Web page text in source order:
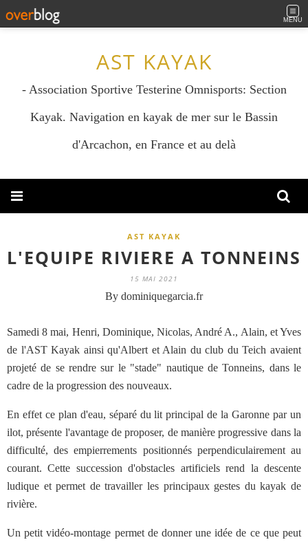
MENU
AST KAYAK
- Association Sportive Testerine Omnisports: Section
Kayak. Navigation en kayak de mer sur le Bassin
d'Arcachon, en France et au delà
AST KAYAK
L'EQUIPE RIVIERE A TONNEINS
15 MAI 2021
By dominiquegarcia.fr
Samedi 8 mai, Henri, Dominique, Nicolas, André A., Alain, et Yves
de l'AST Kayak ainsi qu'Albert et Alain du club du Teich avaient
projeté de se rendre sur le "stade" nautique de Tonneins, dans le
cadre de la progression des nouveaux.
En effet ce plan d'eau, séparé du lit principal de la Garonne par un
ilot, présente l'avantage de proposer, de manière progressive dans la
difficulté, des empierrements positionnés perpendiculairement au
courant. Cette succession d'obstacles artificiels rend la descente
ludique et permet de travailler les principaux gestes du kayak de
rivière.
Un petit vidéo-montage permet de donner une idée de ce que peut